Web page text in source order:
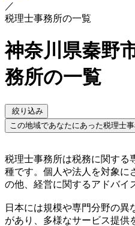
／
税理士事務所の一覧
神奈川県秦野
務所の一覧
絞り込み
この地域であなたにあった税理士
税理士事務所は税務に関する
種です。個人や法人を対象に
の他、経営に関するアドバイ
日本には規模や専門分野の
があり、多様なサービス提供